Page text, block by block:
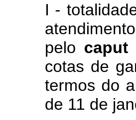
I -
pelo caput
cotas de
termos do
de 11 de